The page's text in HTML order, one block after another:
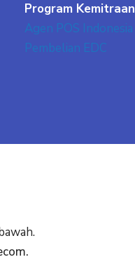
Program Kemitraan
Agen POS Indonesia
Pembelian EDC